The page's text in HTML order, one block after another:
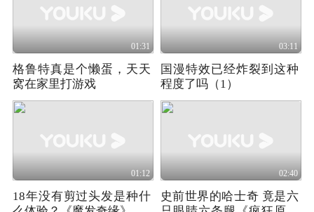
01:31
格鲁特真是个懒蛋，天天
窝在家里打游戏
03:11
国漫特效已经炸裂到这种
程度了吗（1）
01:12
18年没有剪过头发是种什
02:40
史前世界的哈士奇 竟是六